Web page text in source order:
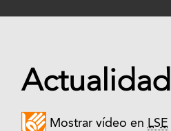
Actualidad
Mostrar vídeo en LSE